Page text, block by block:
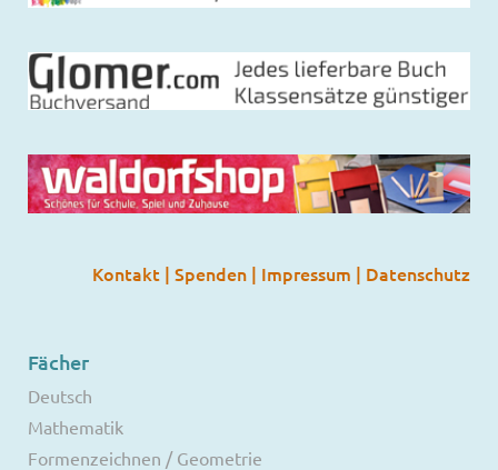
Kontakt | Spenden | Impressum | Datenschutz
Fächer
Deutsch
Mathematik
Formenzeichnen / Geometrie